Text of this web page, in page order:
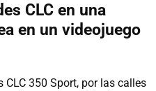
CLC en una
en un videojuego
CLC 350 Sport, por las calles